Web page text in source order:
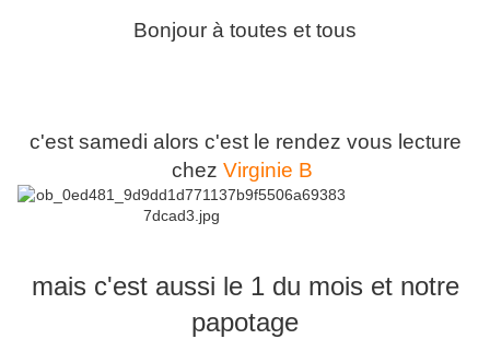
Bonjour à toutes et tous
c'est samedi alors c'est le rendez vous lecture
chez Virginie B
mais c'est aussi le 1 du mois et notre
papotage